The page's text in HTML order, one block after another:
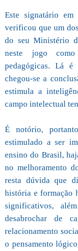
Este signatário em
verificou que um
do seu Ministério
neste jogo
pedagógicas. Lá
chegou-se a
estimula a
campo intelectual
É notório,
estimulado a ser
ensino do Brasil,
no melhoramento
resta dúvida que
história e formação
significativos,
desabrochar de
relacionamento
o pensamento